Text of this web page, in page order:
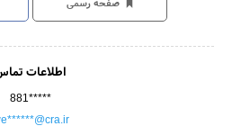
صفحه رسمی
اطلاعات
881*****